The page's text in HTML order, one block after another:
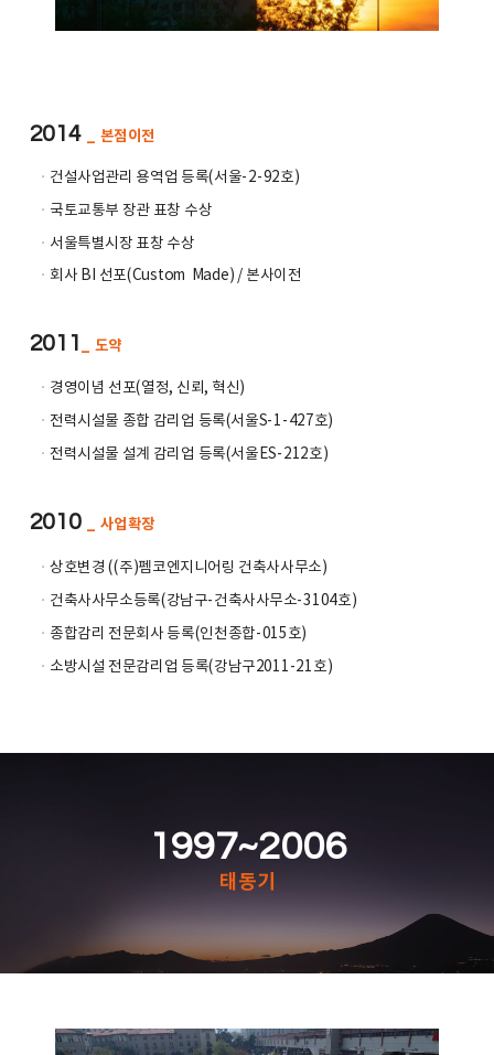
2014 _ 본점이전
ㆍ 건설사업관리 용역업 등록(서울-2-92호)
ㆍ 국토교통부 장관 표창 수상
ㆍ 서울특별시장 표창 수상
ㆍ회사 BI 선포(Custom Made) / 본사이전
2011 _ 도약
ㆍ 경영이념 선포(열정, 신뢰, 혁신)
ㆍ전력시설물 종합 감리업 등록(서울S-1-427호)
ㆍ전력시설물 설계 감리업 등록(서울ES-212호)
2010 _ 사업확장
ㆍ상호변경 ((주)펨코엔지니어링 건축사사무소)
ㆍ 건축사사무소등록(강남구-건축사사무소-3104호)
ㆍ 종합감리 전문회사 등록(인천종합-015호)
ㆍ 소방시설 전문감리업 등록(강남구2011-21호)
1997~2006
태동기